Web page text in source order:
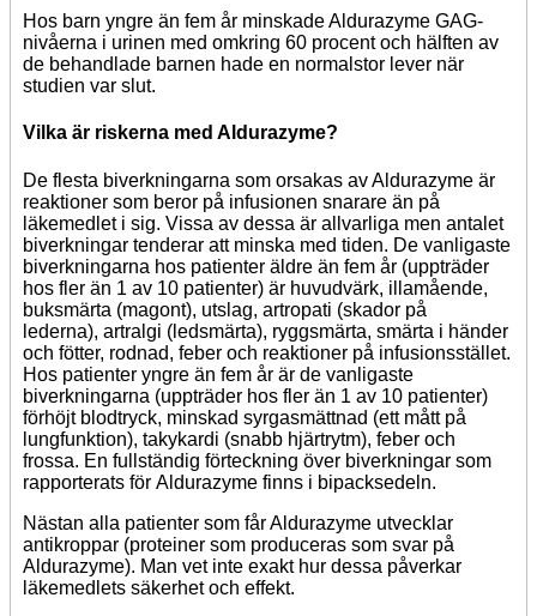
Hos barn yngre än fem år minskade Aldurazyme GAG-
nivåerna i urinen med omkring 60 procent och hälften av
de behandlade barnen hade en normalstor lever när
studien var slut.
Vilka är riskerna med Aldurazyme?
De flesta biverkningarna som orsakas av Aldurazyme är
reaktioner som beror på infusionen snarare än på
läkemedlet i sig. Vissa av dessa är allvarliga men antalet
biverkningar tenderar att minska med tiden. De vanligaste
biverkningarna hos patienter äldre än fem år (uppträder
hos fler än 1 av 10 patienter) är huvudvärk, illamående,
buksmärta (magont), utslag, artropati (skador på
lederna), artralgi (ledsmärta), ryggsmärta, smärta i händer
och fötter, rodnad, feber och reaktioner på infusionsstället.
Hos patienter yngre än fem år är de vanligaste
biverkningarna (uppträder hos fler än 1 av 10 patienter)
förhöjt blodtryck, minskad syrgasmättnad (ett mått på
lungfunktion), takykardi (snabb hjärtrytm), feber och
frossa. En fullständig förteckning över biverkningar som
rapporterats för Aldurazyme finns i bipacksedeln.
Nästan alla patienter som får Aldurazyme utvecklar
antikroppar (proteiner som produceras som svar på
Aldurazyme). Man vet inte exakt hur dessa påverkar
läkemedlets säkerhet och effekt.